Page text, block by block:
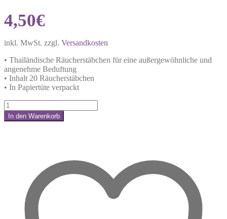
4,50€
inkl. MwSt. zzgl. Versandkosten
• Thailändische Räucherstäbchen für eine außergewöhnliche und
angenehme Beduftung
• Inhalt 20 Räucherstäbchen
• In Papiertüte verpackt
Weihnachts
Karma
Räucherstäbchen
In den Warenkorb